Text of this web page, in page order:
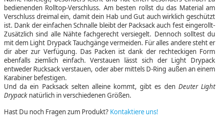
bedienenden Rolltop-Verschluss. Am besten rollst du das Material am
Verschluss dreimal ein, damit dein Hab und Gut auch wirklich geschützt
ist. Dank der einfachen Schnalle bleibt der Packsack auch fest eingerollt-
Zusätzlich sind alle Nähte fachgerecht versiegelt. Dennoch solltest du
mit dem Light Drypack Tauchgänge vermeiden. Für alles andere steht er
dir aber zur Verfügung. Das Packen ist dank der rechteckigen Form
ebenfalls ziemlich einfach. Verstauen lässt sich der Light Drypack
entweder Rucksack verstauen, oder aber mittels D-Ring außen an einem
Karabiner befestigen.
Und da ein Packsack selten alleine kommt, gibt es den Deuter Light
Drypack natürlich in verschiedenen Größen.
Hast Du noch Fragen zum Produkt? Kontaktiere uns!